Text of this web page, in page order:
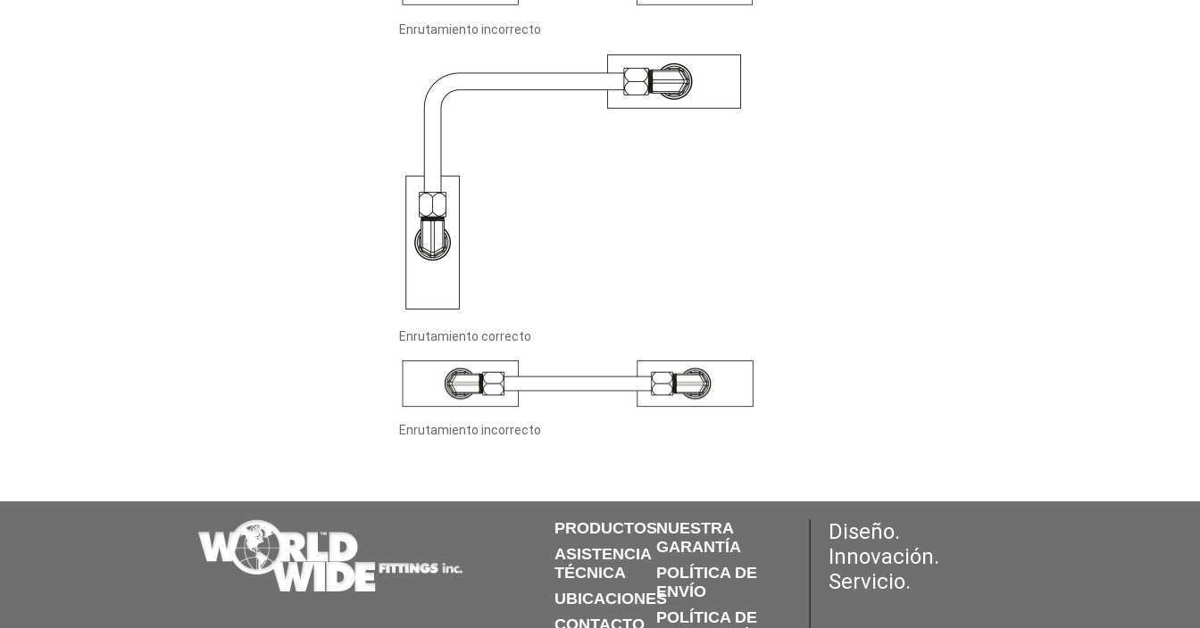
Enrutamiento incorrecto
Enrutamiento correcto
Enrutamiento incorrecto
PRODUCTOS
ASISTENCIA
TÉCNICA
UBICACIONES
CONTACTO
NUESTRA
GARANTÍA
POLÍTICA DE
ENVÍO
POLÍTICA DE
Diseño.
Innovación.
Servicio.